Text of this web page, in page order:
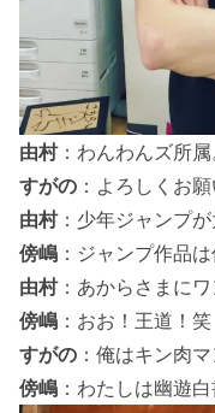
由村：わんわんズ所属
すがの ：よろしくお願
由村：少年ジャンプが
傍嶋 ：ジャンプ作品
由村：あからさまに
傍嶋 ：おお！王道！笑
すがの ：俺はキン肉マ
傍嶋 ：わたしは幽遊